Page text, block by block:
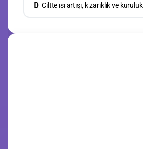
D Ciltte ısı artışı, kızarıklık ve kuruluk